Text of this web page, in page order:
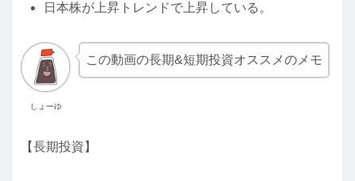
日本株が上昇トレンドで上昇している。
しょーゆ
この動画の長期&短期投資オススメのメモ
【長期投資】